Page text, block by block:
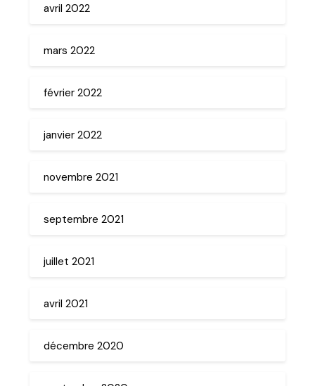
avril 2022
mars 2022
février 2022
janvier 2022
novembre 2021
septembre 2021
juillet 2021
avril 2021
décembre 2020